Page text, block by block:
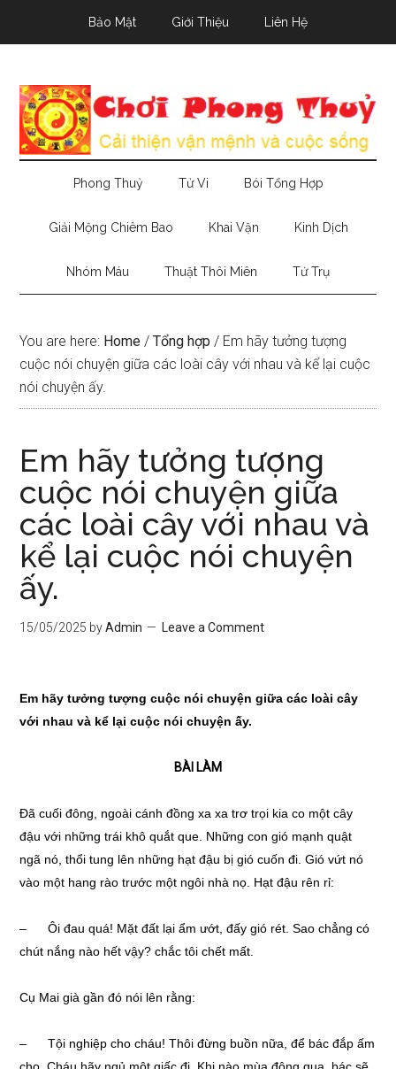
Bảo Mật Giới Thiệu Liên Hệ
Phong Thuỷ Tử Vi Bói Tổng Hợp
Giải Mộng Chiêm Bao Khai Vận Kinh Dịch
Nhóm Máu Thuật Thôi Miên Tứ Trụ
You are here: Home / Tổng hợp / Em hãy tưởng tượng
cuộc nói chuyện giữa các loài cây với nhau và kể lại cuộc
nói chuyện ấy.
Em hãy tưởng tượng
cuộc nói chuyện giữa
các loài cây với nhau và
kể lại cuộc nói chuyện
ấy.
15/05/2025 byAdmin Leave a Comment
Em hãy tưởng tượng cuộc nói chuyện giữa các loài cây
với nhau và kể lại cuộc nói chuyện ấy.
BÀI LÀM
Đã cuối đông, ngoài cánh đồng xa xa trơ trọi kia co một cây
đậu với những trái khô quắt que. Những con gió mạnh quật
ngã nó, thổi tung lên những hạt đậu bị gió cuốn đi. Gió vứt nó
vào một hang rào trước một ngôi nhà nọ. Hạt đậu rên rỉ:
– Ôi đau quá! Mặt đất lại ẩm ướt, đấy gió rét. Sao chẳng có
chút nắng nào hết vậy? chắc tôi chết mất.
Cụ Mai già gần đó nói lên rằng:
– Tội nghiệp cho cháu! Thôi đừng buồn nữa, để bác đắp ấm